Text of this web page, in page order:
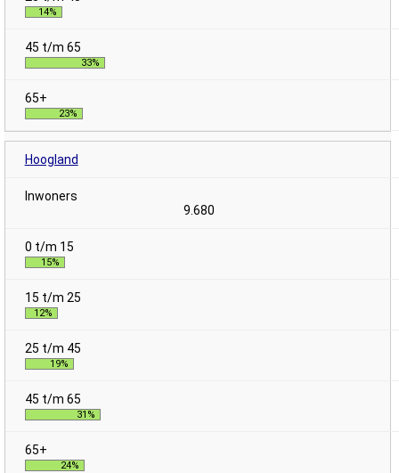
14%
33%
23%
Hoogland
9.680
15%
12%
19%
31%
24%